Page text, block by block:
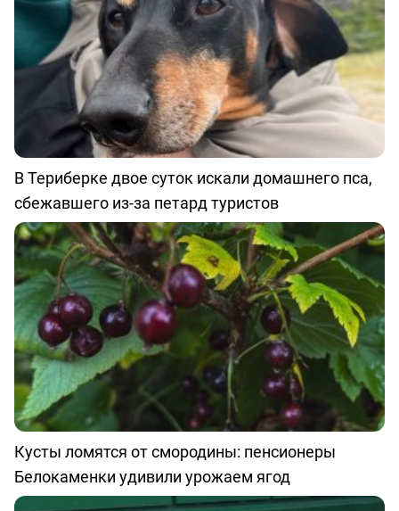
В Териберке двое суток искали домашнего пса,
сбежавшего из-за петард туристов
Кусты ломятся от смородины: пенсионеры
Белокаменки удивили урожаем ягод